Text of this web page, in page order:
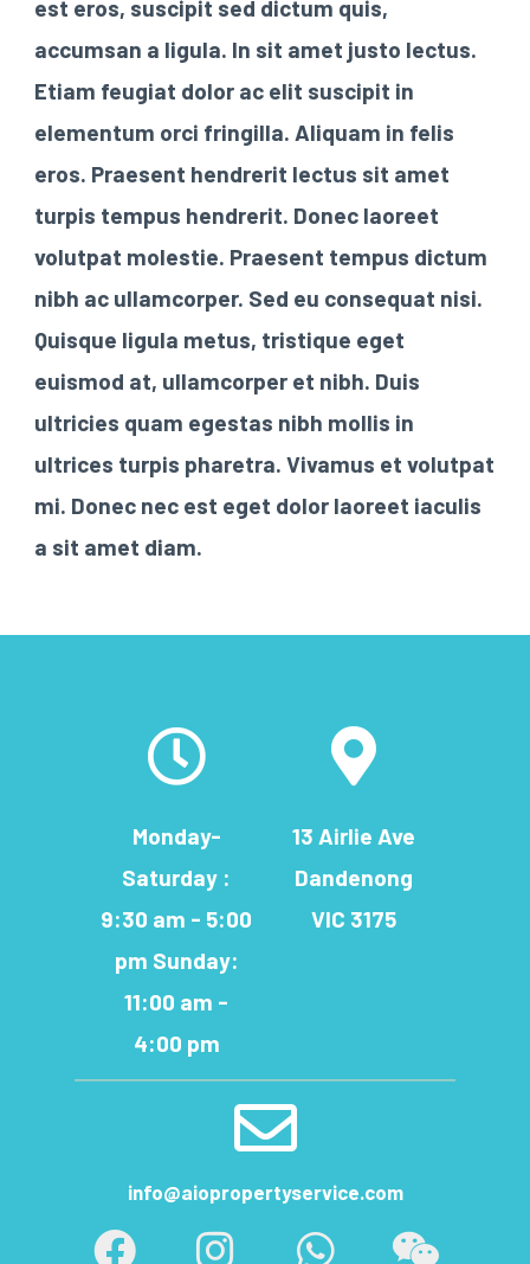
est eros, suscipit sed dictum quis,
accumsan a ligula. In sit amet justo lectus.
Etiam feugiat dolor ac elit suscipit in
elementum orci fringilla. Aliquam in felis
eros. Praesent hendrerit lectus sit amet
turpis tempus hendrerit. Donec laoreet
volutpat molestie. Praesent tempus dictum
nibh ac ullamcorper. Sed eu consequat nisi.
Quisque ligula metus, tristique eget
euismod at, ullamcorper et nibh. Duis
ultricies quam egestas nibh mollis in
ultrices turpis pharetra. Vivamus et volutpat
mi. Donec nec est eget dolor laoreet iaculis
a sit amet diam.
Monday-
Saturday :
9:30 am - 5:00
pm Sunday:
11:00 am -
4:00 pm
13 Airlie Ave
Dandenong
VIC 3175
info@aiopropertyservice.com
F
I
W
W